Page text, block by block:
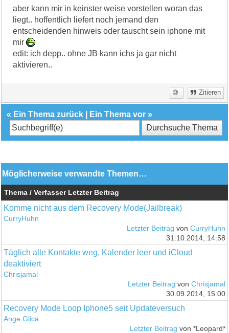
aber kann mir in keinster weise vorstellen woran das
liegt.. hoffentlich liefert noch jemand den
entscheidenden hinweis oder tauscht sein iphone mit
mir
edit: ich depp.. ohne JB kann ichs ja gar nicht
aktivieren..
Zitieren
« Ein Thema zurück Ein Thema vor »
Möglicherweise verwandte Themen…
Thema / Verfasser Letzter Beitrag
Komme nicht aus dem Recovery Mode(Jailbreak)
CurryHuhn
Letzter Beitrag von CurryHuhn
31.10.2014, 14:58
Täglich alle Kontakte weg, Kalender leer und iCloud
deaktiviert
Chrisjamal
Letzter Beitrag von Chrisjamal
30.09.2014, 15:00
Recovery Mode Loop Iphone5 seit Updateversuch
Ange Glica
Letzter Beitrag von *Leopard*